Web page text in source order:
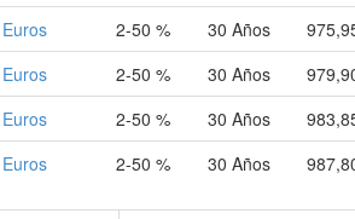
2-50 % 30 Años
2-50 % 30 Años
2-50 % 30 Años
2-50 % 30 Años